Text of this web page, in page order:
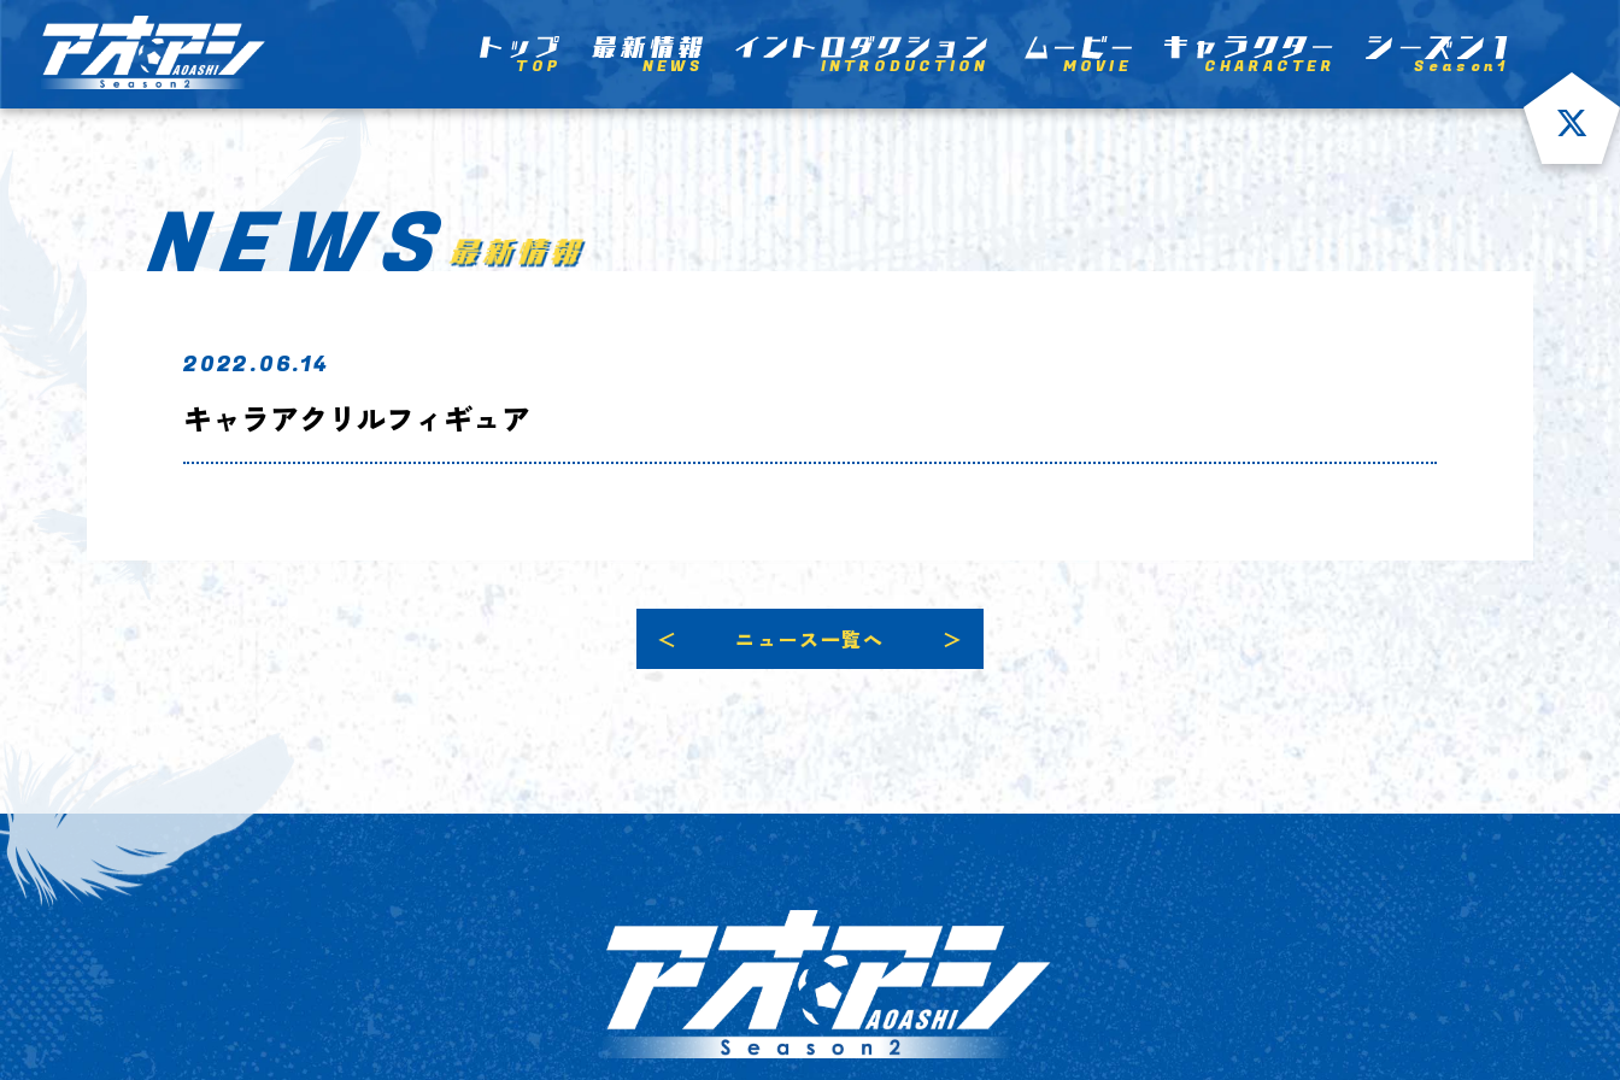
TOP NEWS INTRODUCTION MOVIE CHARACTER Season1
NEWS
2022.06.14
キャラアクリルフィギュア
＜ ニュース一覧へ ＞